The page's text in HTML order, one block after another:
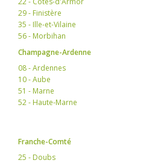
29 - Finistère
35 - Ille-et-Vilaine
56 - Morbihan
Champagne-Ardenne
08 - Ardennes
10 - Aube
51 - Marne
52 - Haute-Marne
Franche-Comté
25 - Doubs